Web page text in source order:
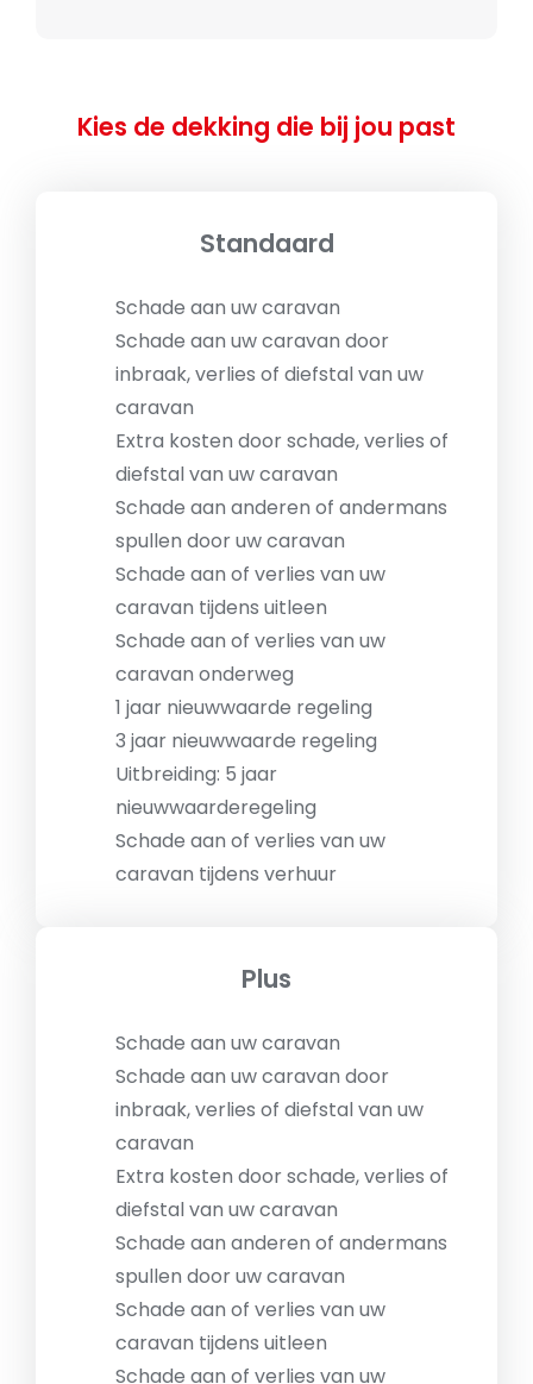
Kies de dekking die bij jou past
Standaard
Schade aan uw caravan
Schade aan uw caravan door
inbraak, verlies of diefstal van uw
caravan
Extra kosten door schade, verlies of
diefstal van uw caravan
Schade aan anderen of andermans
spullen door uw caravan
Schade aan of verlies van uw
caravan tijdens uitleen
Schade aan of verlies van uw
caravan onderweg
1 jaar nieuwwaarde regeling
3 jaar nieuwwaarde regeling
Uitbreiding: 5 jaar
nieuwwaarderegeling
Schade aan of verlies van uw
caravan tijdens verhuur
Plus
Schade aan uw caravan
Schade aan uw caravan door
inbraak, verlies of diefstal van uw
caravan
Extra kosten door schade, verlies of
diefstal van uw caravan
Schade aan anderen of andermans
spullen door uw caravan
Schade aan of verlies van uw
caravan tijdens uitleen
Schade aan of verlies van uw